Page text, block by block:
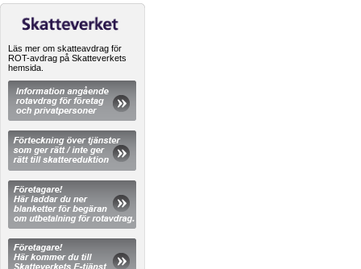
Läs mer om skatteavdrag för
ROT-avdrag på Skatteverkets
hemsida.